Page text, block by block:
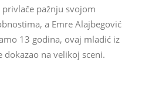
pažnju svojom
a Emre Alajbegović
13 godina, ovaj mladić iz
dokazao na velikoj sceni.